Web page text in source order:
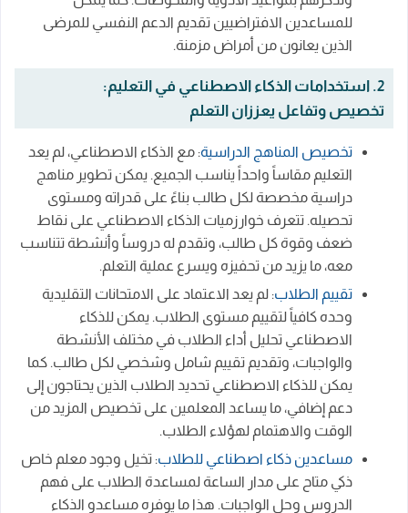
للمساعدين الافتراضيين تقديم الدعم النفسي للمرضى
الذين يعانون من أمراض مزمنة.
2. استخدامات الذكاء الاصطناعي في التعليم:
تخصيص وتفاعل يعززان التعلم
تخصيص المناهج الدراسية: مع الذكاء الاصطناعي، لم يعد
التعليم مقاساً واحداً يناسب الجميع. يمكن تطوير مناهج
دراسية مخصصة لكل طالب بناءً على قدراته ومستوى
تحصيله. تتعرف خوارزميات الذكاء الاصطناعي على نقاط
ضعف وقوة كل طالب، وتقدم له دروساً وأنشطة تتناسب
معه، ما يزيد من تحفيزه ويسرع عملية التعلم.
تقييم الطلاب: لم يعد الاعتماد على الامتحانات التقليدية
وحده كافياً لتقييم مستوى الطلاب. يمكن للذكاء
الاصطناعي تحليل أداء الطلاب في مختلف الأنشطة
والواجبات، وتقديم تقييم شامل وشخصي لكل طالب. كما
يمكن للذكاء الاصطناعي تحديد الطلاب الذين يحتاجون إلى
دعم إضافي، ما يساعد المعلمين على تخصيص المزيد من
الوقت والاهتمام لهؤلاء الطلاب.
مساعدين ذكاء اصطناعي للطلاب: تخيل وجود معلم خاص
ذكي متاح على مدار الساعة لمساعدة الطلاب على فهم
الدروس وحل الواجبات. هذا ما يوفره مساعدو الذكاء